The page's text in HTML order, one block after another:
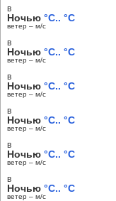
в
Ночью °C.. °C
ветер – м/c
в
Ночью °C.. °C
ветер – м/c
в
Ночью °C.. °C
ветер – м/c
в
Ночью °C.. °C
ветер – м/c
в
Ночью °C.. °C
ветер – м/c
в
Ночью °C.. °C
ветер – м/c